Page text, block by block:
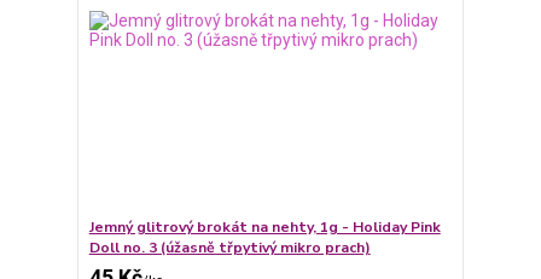
Jemný glitrový brokát na nehty, 1g - Holiday Pink
Doll no. 3 (úžasně třpytivý mikro prach)